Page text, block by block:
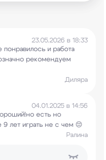
23.05.2026 в 18:33
понравилось и работа
рекомендуем
Диляра
04.01.2025 в 14:56
есть но
9 лет играть не с чем 😔
Ралина